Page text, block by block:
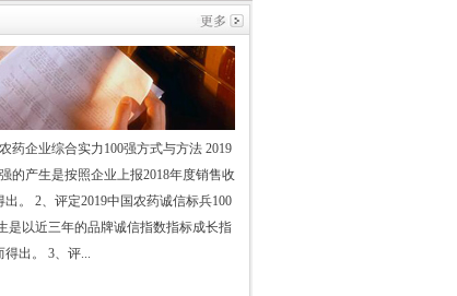
教授 博导
发展研究中心研究员
专家评审委员会主任
工情报信息协会资深副会长
药企业发展报告 主编
药专业委员会副秘书长
部机关单位宣传部长
药企业综合实力100强方式与方法 2019
的产生是按照企业上报2018年度销售收
出。 2、评定2019中国农药诚信标兵100
是以近三年的品牌诚信指数指标成长指
出。 3、评...